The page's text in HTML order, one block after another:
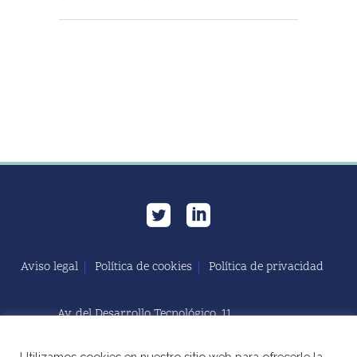
Aviso legal Política de cookies Política de privacidad
Av. del Desarrollo Tecnológico, 11